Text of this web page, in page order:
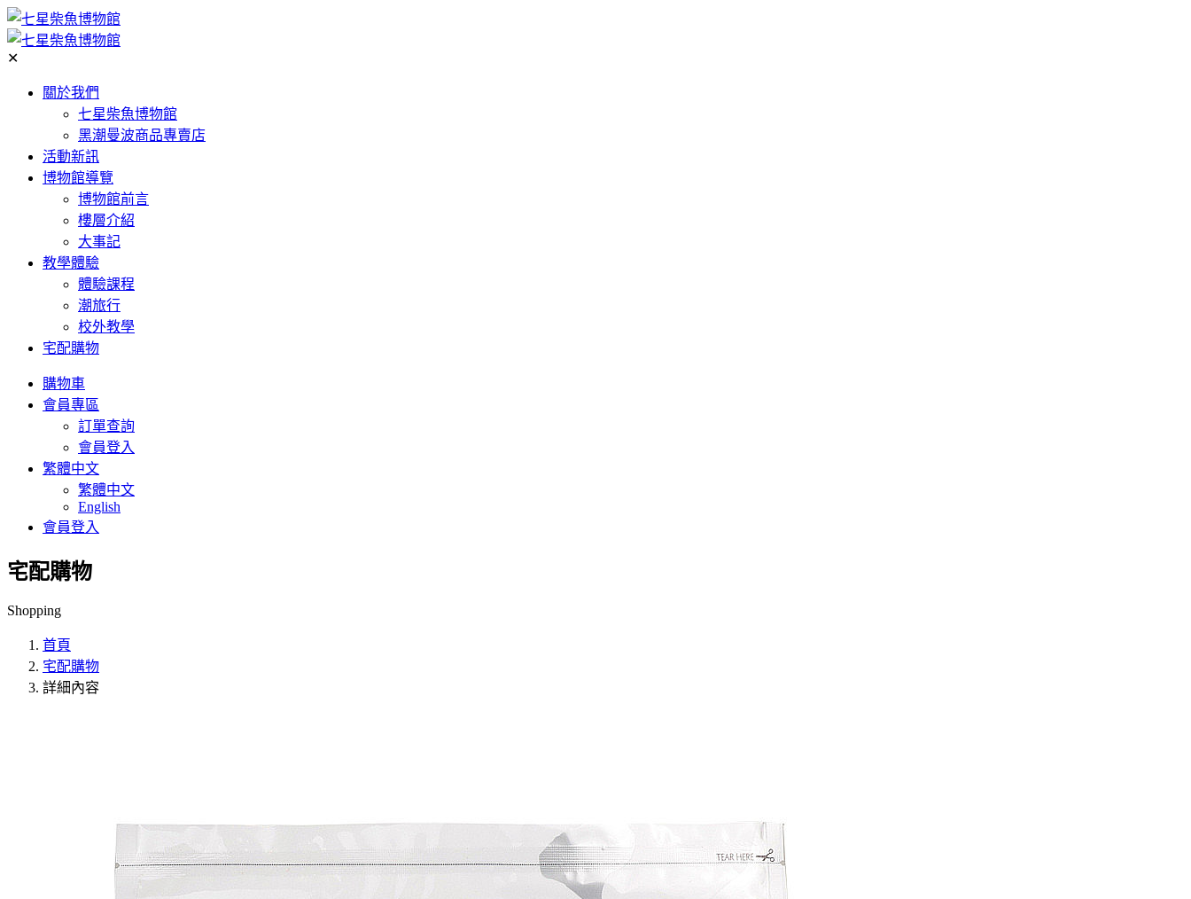
✕
關於我們
七星柴魚博物館
黑潮曼波商品專賣店
活動新訊
博物館導覽
博物館前言
樓層介紹
大事記
教學體驗
體驗課程
潮旅行
校外教學
宅配購物
購物車
會員專區
訂單查詢
會員登入
繁體中文
繁體中文
English
會員登入
宅配購物
Shopping
首頁
宅配購物
詳細內容